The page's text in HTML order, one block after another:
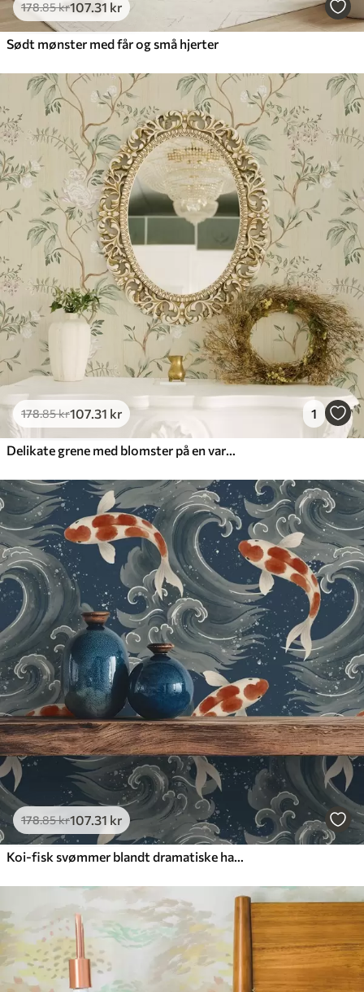
178.85kr107.31 kr
Sødt mønster med får og små hjerter
178.85kr107.31 kr 1
Delikate grene med blomster på en varm cremefarvet baggrund
178.85kr107.31 kr
Koi-fisk svømmer blandt dramatiske havbølger